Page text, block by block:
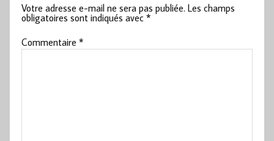
Votre adresse e-mail ne sera pas publiée. Les champs
obligatoires sont indiqués avec*
Commentaire*